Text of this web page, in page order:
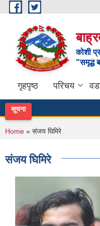
Skip to main content
कोशी
"समृद्ध
गृहपृष्ठ परिचय
सूचना
You are here
Home » संजय घिमिरे
संजय घिमिरे